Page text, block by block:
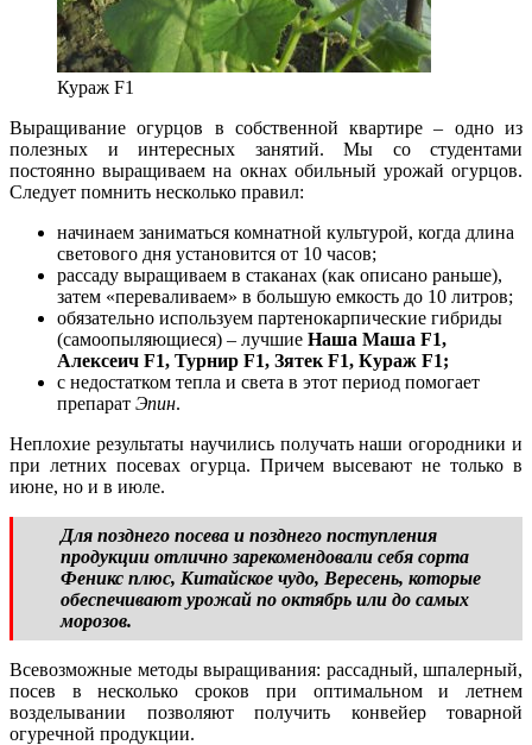
Кураж F1
Выращивание огурцов в собственной квартире – одно из
полезных и интересных занятий. Мы со студентами
постоянно выращиваем на окнах обильный урожай огурцов.
Следует помнить несколько правил:
начинаем заниматься комнатной культурой, когда длина
светового дня установится от 10 часов;
рассаду выращиваем в стаканах (как описано раньше),
затем «переваливаем» в большую емкость до 10 литров;
обязательно используем партенокарпические гибриды
(самоопыляющиеся) – лучшие Наша Маша F1,
Алексеич F1, Турнир F1, Зятек F1, Кураж F1;
с недостатком тепла и света в этот период помогает
препарат Эпин.
Неплохие результаты научились получать наши огородники и
при летних посевах огурца. Причем высевают не только в
июне, но и в июле.
Для позднего посева и позднего поступления
продукции отлично зарекомендовали себя сорта
Феникс плюс, Китайское чудо, Вересень, которые
обеспечивают урожай по октябрь или до самых
морозов.
Всевозможные методы выращивания: рассадный, шпалерный,
посев в несколько сроков при оптимальном и летнем
возделывании позволяют получить конвейер товарной
огуречной продукции.